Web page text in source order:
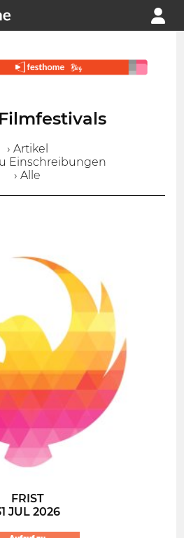
› Artikel
Einschreibungen
› Alle
FRIST
JUL 2026